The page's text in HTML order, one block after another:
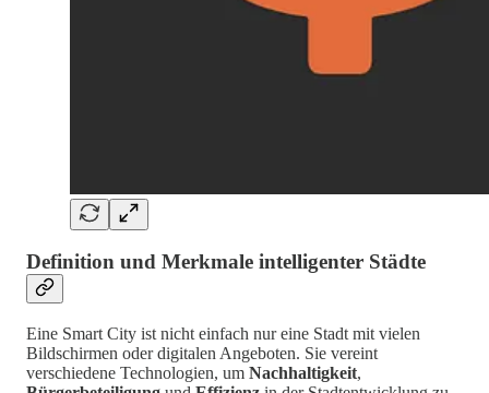
Definition und Merkmale intelligenter Städte
Eine Smart City ist nicht einfach nur eine Stadt mit vielen
Bildschirmen oder digitalen Angeboten. Sie vereint
verschiedene Technologien, um Nachhaltigkeit,